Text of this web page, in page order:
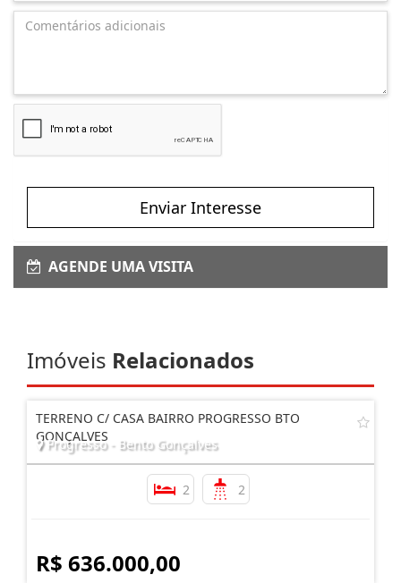
Enviar Interesse
AGENDE UMA VISITA
Imóveis Relacionados
TERRENO C/ CASA BAIRRO PROGRESSO BTO
GONÇALVES
Progresso - Bento Gonçalves
2 2
R$ 636.000,00